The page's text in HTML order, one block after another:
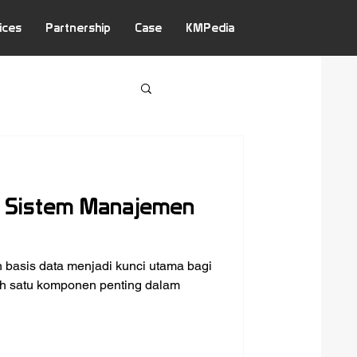
Partnership Case KMPedia
Manajemen
data menjadi kunci utama bagi
satu komponen penting dalam